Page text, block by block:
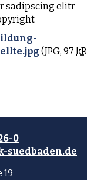
sadipscing elitr
(JPG, 97 kB
0
suedbaden.de